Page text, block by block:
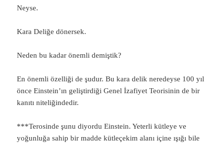
Neyse.
Kara Deliğe dönersek.
Neden bu kadar önemli demiştik?
En önemli özelliği de şudur. Bu kara delik neredeyse 100 yıl
önce Einstein’ın geliştirdiği Genel İzafiyet Teorisinin de bir
kanıtı niteliğindedir.
***Terosinde şunu diyordu Einstein. Yeterli kütleye ve
yoğunluğa sahip bir madde kütleçekim alanı içine ışığı bile